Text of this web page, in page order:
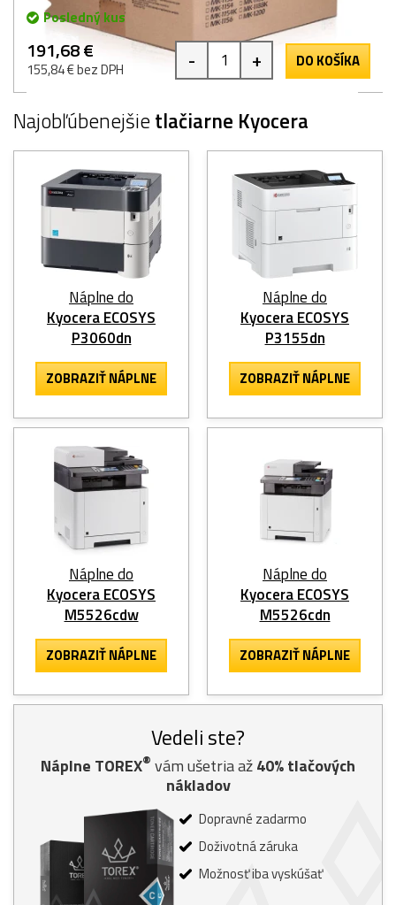
Posledný kus
191,68 €
155,84 € bez DPH - + DO KOŠÍKA
Najobľúbenejšietlačiarne Kyocera
Náplne do
Kyocera ECOSYS
P3060dn
ZOBRAZIŤ NÁPLNE
Náplne do
Kyocera ECOSYS
P3155dn
ZOBRAZIŤ NÁPLNE
Náplne do
Kyocera ECOSYS
M5526cdw
ZOBRAZIŤ NÁPLNE
Náplne do
Kyocera ECOSYS
M5526cdn
ZOBRAZIŤ NÁPLNE
Vedeli ste?
Náplne TOREX® vám ušetria až40% tlačových
nákladov
Dopravné zadarmo
Doživotná záruka
Možnosť iba vyskúšať